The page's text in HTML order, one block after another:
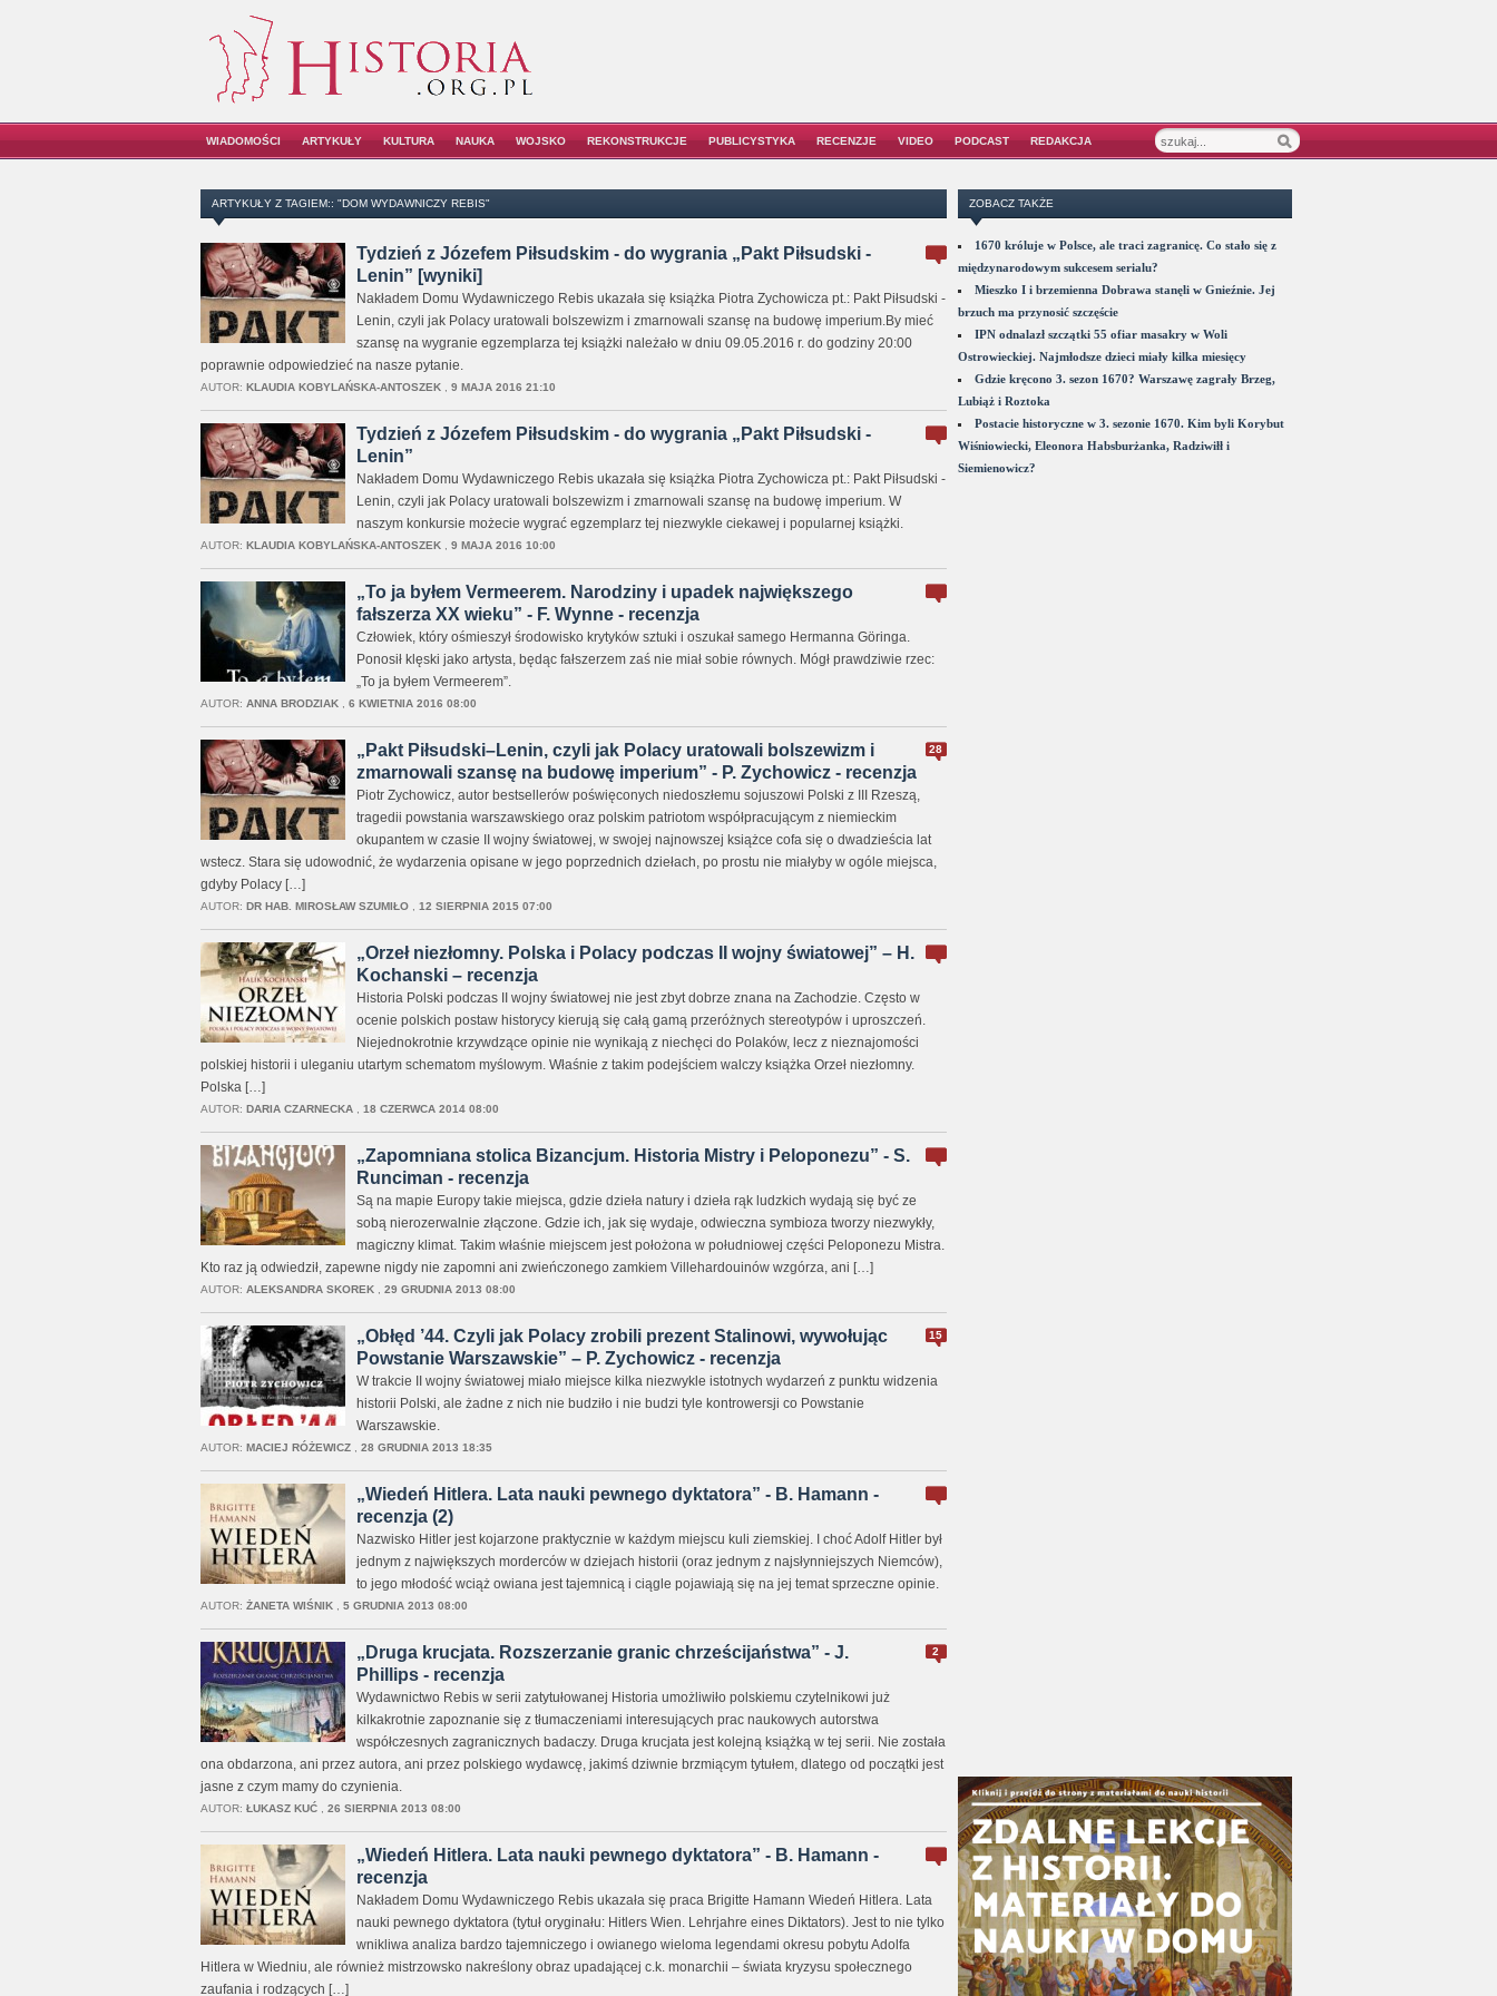
WIADOMOŚCI ARTYKUŁY KULTURA NAUKA WOJSKO REKONSTRUKCJE PUBLICYSTYKA RECENZJE VIDEO PODCAST REDAKCJA
ARTYKUŁY Z TAGIEM:: "DOM WYDAWNICZY REBIS"
Tydzień z Józefem Piłsudskim - do wygrania „Pakt Piłsudski -
Lenin” [wyniki]
Nakładem Domu Wydawniczego Rebis ukazała się książka Piotra Zychowicza pt.: Pakt Piłsudski -
Lenin, czyli jak Polacy uratowali bolszewizm i zmarnowali szansę na budowę imperium.By mieć
szansę na wygranie egzemplarza tej książki należało w dniu 09.05.2016 r. do godziny 20:00
poprawnie odpowiedzieć na nasze pytanie.
AUTOR: KLAUDIA KOBYLAŃSKA-ANTOSZEK, 9 MAJA 2016 21:10
Tydzień z Józefem Piłsudskim - do wygrania „Pakt Piłsudski -
Lenin”
Nakładem Domu Wydawniczego Rebis ukazała się książka Piotra Zychowicza pt.: Pakt Piłsudski -
Lenin, czyli jak Polacy uratowali bolszewizm i zmarnowali szansę na budowę imperium. W
naszym konkursie możecie wygrać egzemplarz tej niezwykle ciekawej i popularnej książki.
AUTOR: KLAUDIA KOBYLAŃSKA-ANTOSZEK, 9 MAJA 2016 10:00
„To ja byłem Vermeerem. Narodziny i upadek największego
fałszerza XX wieku” - F. Wynne - recenzja
Człowiek, który ośmieszył środowisko krytyków sztuki i oszukał samego Hermanna Göringa.
Ponosił klęski jako artysta, będąc fałszerzem zaś nie miał sobie równych. Mógł prawdziwie rzec:
„To ja byłem Vermeerem”.
AUTOR: ANNA BRODZIAK, 6 KWIETNIA 2016 08:00
28
„Pakt Piłsudski–Lenin, czyli jak Polacy uratowali bolszewizm i
zmarnowali szansę na budowę imperium” - P. Zychowicz - recenzja
Piotr Zychowicz, autor bestsellerów poświęconych niedoszłemu sojuszowi Polski z III Rzeszą,
tragedii powstania warszawskiego oraz polskim patriotom współpracującym z niemieckim
okupantem w czasie II wojny światowej, w swojej najnowszej książce cofa się o dwadzieścia lat
wstecz. Stara się udowodnić, że wydarzenia opisane w jego poprzednich dziełach, po prostu nie miałyby w ogóle miejsca,
gdyby Polacy […]
AUTOR: DR HAB. MIROSŁAW SZUMIŁO, 12 SIERPNIA 2015 07:00
„Orzeł niezłomny. Polska i Polacy podczas II wojny światowej” – H.
Kochanski – recenzja
Historia Polski podczas II wojny światowej nie jest zbyt dobrze znana na Zachodzie. Często w
ocenie polskich postaw historycy kierują się całą gamą przeróżnych stereotypów i uproszczeń.
Niejednokrotnie krzywdzące opinie nie wynikają z niechęci do Polaków, lecz z nieznajomości
polskiej historii i uleganiu utartym schematom myślowym. Właśnie z takim podejściem walczy książka Orzeł niezłomny.
Polska […]
AUTOR: DARIA CZARNECKA, 18 CZERWCA 2014 08:00
„Zapomniana stolica Bizancjum. Historia Mistry i Peloponezu” - S.
Runciman - recenzja
Są na mapie Europy takie miejsca, gdzie dzieła natury i dzieła rąk ludzkich wydają się być ze
sobą nierozerwalnie złączone. Gdzie ich, jak się wydaje, odwieczna symbioza tworzy niezwykły,
magiczny klimat. Takim właśnie miejscem jest położona w południowej części Peloponezu Mistra.
Kto raz ją odwiedził, zapewne nigdy nie zapomni ani zwieńczonego zamkiem Villehardouinów wzgórza, ani […]
AUTOR: ALEKSANDRA SKOREK, 29 GRUDNIA 2013 08:00
15
„Obłęd ’44. Czyli jak Polacy zrobili prezent Stalinowi, wywołując
Powstanie Warszawskie” – P. Zychowicz - recenzja
W trakcie II wojny światowej miało miejsce kilka niezwykle istotnych wydarzeń z punktu widzenia
historii Polski, ale żadne z nich nie budziło i nie budzi tyle kontrowersji co Powstanie
Warszawskie.
AUTOR: MACIEJ RÓŻEWICZ, 28 GRUDNIA 2013 18:35
„Wiedeń Hitlera. Lata nauki pewnego dyktatora” - B. Hamann -
recenzja (2)
Nazwisko Hitler jest kojarzone praktycznie w każdym miejscu kuli ziemskiej. I choć Adolf Hitler był
jednym z największych morderców w dziejach historii (oraz jednym z najsłynniejszych Niemców),
to jego młodość wciąż owiana jest tajemnicą i ciągle pojawiają się na jej temat sprzeczne opinie.
AUTOR: ŻANETA WIŚNIK, 5 GRUDNIA 2013 08:00
2
„Druga krucjata. Rozszerzanie granic chrześcijaństwa” - J.
Phillips - recenzja
Wydawnictwo Rebis w serii zatytułowanej Historia umożliwiło polskiemu czytelnikowi już
kilkakrotnie zapoznanie się z tłumaczeniami interesujących prac naukowych autorstwa
współczesnych zagranicznych badaczy. Druga krucjata jest kolejną książką w tej serii. Nie została
ona obdarzona, ani przez autora, ani przez polskiego wydawcę, jakimś dziwnie brzmiącym tytułem, dlatego od początki jest
jasne z czym mamy do czynienia.
AUTOR: ŁUKASZ KUĆ, 26 SIERPNIA 2013 08:00
„Wiedeń Hitlera. Lata nauki pewnego dyktatora” - B. Hamann -
recenzja
Nakładem Domu Wydawniczego Rebis ukazała się praca Brigitte Hamann Wiedeń Hitlera. Lata
nauki pewnego dyktatora (tytuł oryginału: Hitlers Wien. Lehrjahre eines Diktators). Jest to nie tylko
wnikliwa analiza bardzo tajemniczego i owianego wieloma legendami okresu pobytu Adolfa
Hitlera w Wiedniu, ale również mistrzowsko nakreślony obraz upadającej c.k. monarchii – świata kryzysu społecznego
zaufania i rodzących […]
ZOBACZ TAKŻE
1670 króluje w Polsce, ale traci zagranicę. Co stało się z
międzynarodowym sukcesem serialu?
Mieszko I i brzemienna Dobrawa stanęli w Gnieźnie. Jej
brzuch ma przynosić szczęście
IPN odnalazł szczątki 55 ofiar masakry w Woli
Ostrowieckiej. Najmłodsze dzieci miały kilka miesięcy
Gdzie kręcono 3. sezon 1670? Warszawę zagrały Brzeg,
Lubiąż i Roztoka
Postacie historyczne w 3. sezonie 1670. Kim byli Korybut
Wiśniowiecki, Eleonora Habsburżanka, Radziwiłł i
Siemienowicz?